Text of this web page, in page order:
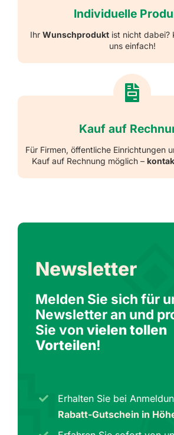
Individuelle
Ihr Wunschproduktist nicht dabei?
uns einfach!
Kauf auf
Für Firmen, öffentliche Einrichtungen
Kauf auf Rechnung möglich –
Newsletter
Melden Sie sich für
Newsletter an und
Sie von vielen tollen
Vorteilen!
Erhalten Sie bei
Rabatt-Gutschein in